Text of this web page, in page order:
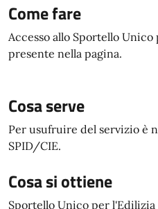
Come fare
Accesso allo Sportello
presente nella pagina.
Cosa serve
Per usufruire del servizio è
SPID/CIE.
Cosa si ottiene
Sportello Unico per l'Edilizia